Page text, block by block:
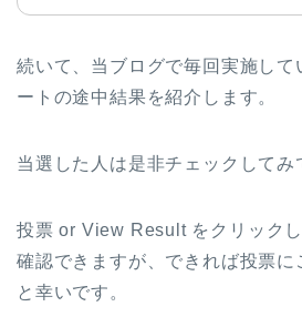
続いて、当ブログで毎回実施して
ートの途中結果を紹介します。
当選した人は是非チェックしてみ
投票 or View Result をクリック
確認できますが、できれば投票に
と幸いです。